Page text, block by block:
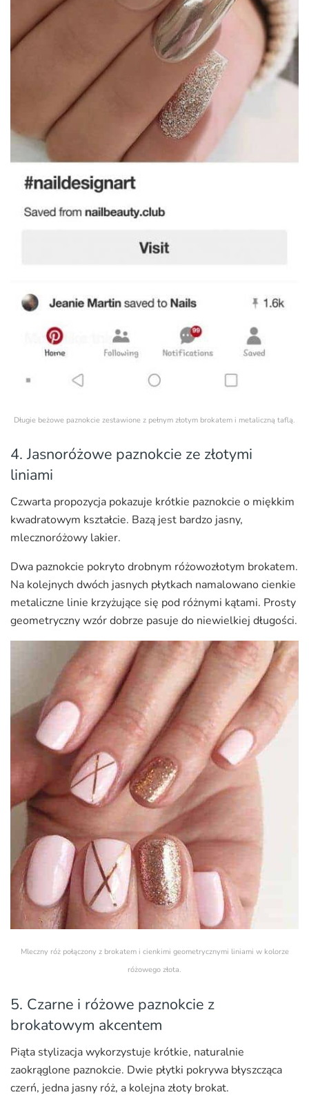
Długie beżowe paznokcie zestawione z pełnym złotym brokatem i metaliczną taflą.
4. Jasnoróżowe paznokcie ze złotymi
liniami
Czwarta propozycja pokazuje krótkie paznokcie o miękkim
kwadratowym kształcie. Bazą jest bardzo jasny,
mlecznoróżowy lakier.
Dwa paznokcie pokryto drobnym różowozłotym brokatem.
Na kolejnych dwóch jasnych płytkach namalowano cienkie
metaliczne linie krzyżujące się pod różnymi kątami. Prosty
geometryczny wzór dobrze pasuje do niewielkiej długości.
Mleczny róż połączony z brokatem i cienkimi geometrycznymi liniami w kolorze
różowego złota.
5. Czarne i różowe paznokcie z
brokatowym akcentem
Piąta stylizacja wykorzystuje krótkie, naturalnie
zaokrąglone paznokcie. Dwie płytki pokrywa błyszcząca
czerń, jedna jasny róż, a kolejna złoty brokat.